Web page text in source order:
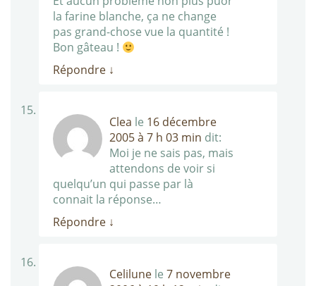
la farine blanche, ça ne change
pas grand-chose vue la quantité !
Bon gâteau !
Répondre ↓
Clea le 16 décembre
2005 à 7 h 03 min dit:
Moi je ne sais pas, mais
attendons de voir si
quelqu’un qui passe par là
connait la réponse…
Répondre ↓
Celilune le 7 novembre